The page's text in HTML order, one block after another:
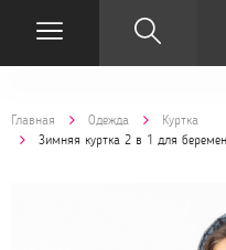
Главная Одежда
Куртка
Зимняя куртка 2 в 1 для